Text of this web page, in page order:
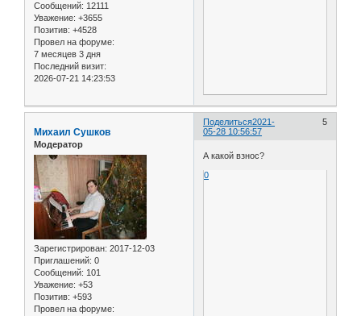
Сообщений: 12111
Уважение: +3655
Позитив: +4528
Провел на форуме:
7 месяцев 3 дня
Последний визит:
2026-07-21 14:23:53
Поделиться 5
2021-
05-28 10:56:57
Михаил Сушков
Модератор
Зарегистрирован: 2017-12-03
Приглашений: 0
Сообщений: 101
Уважение: +53
Позитив: +593
Провел на форуме:
А какой взнос?
0